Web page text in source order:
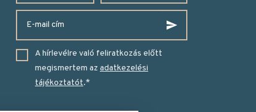
mail
cím
A hírlevélre való feliratkozás előtt
megismertem az adatkezelési
tájékoztatót.*